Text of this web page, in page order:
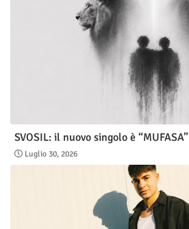
SVOSIL: il nuovo singolo è “MUFASA”
Luglio 30, 2026